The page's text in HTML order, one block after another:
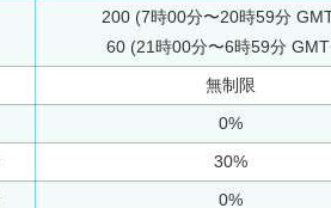
200 (7時00分〜20時59分
60 (21時00分〜6時59分
無制限
0%
30%
0%